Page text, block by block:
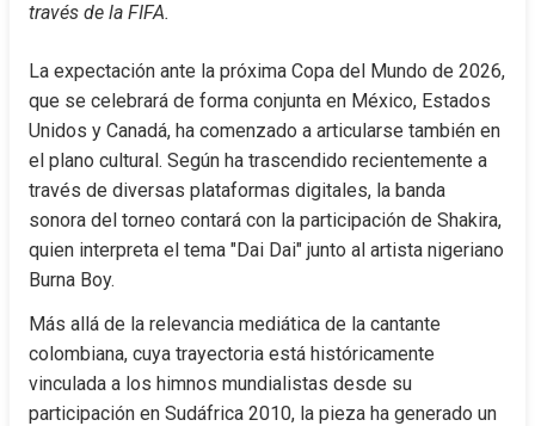
través de la FIFA.
La expectación ante la próxima Copa del Mundo de 2026,
que se celebrará de forma conjunta en México, Estados
Unidos y Canadá, ha comenzado a articularse también en
el plano cultural. Según ha trascendido recientemente a
través de diversas plataformas digitales, la banda
sonora del torneo contará con la participación de Shakira,
quien interpreta el tema "Dai Dai" junto al artista nigeriano
Burna Boy.
Más allá de la relevancia mediática de la cantante
colombiana, cuya trayectoria está históricamente
vinculada a los himnos mundialistas desde su
participación en Sudáfrica 2010, la pieza ha generado un